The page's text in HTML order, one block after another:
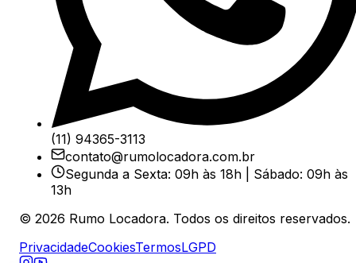
(11) 94365-3113
contato@rumolocadora.com.br
Segunda a Sexta: 09h às 18h | Sábado: 09h às
13h
© 2026 Rumo Locadora. Todos os direitos reservados.
PrivacidadeCookiesTermosLGPD